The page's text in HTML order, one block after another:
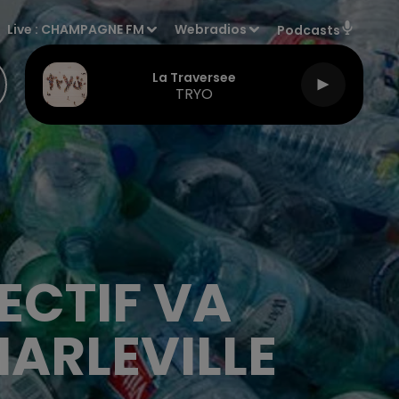
Live : CHAMPAGNE FM Webradios Podcasts
La Traversee
TRYO
VA